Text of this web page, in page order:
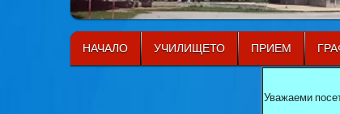
НАЧАЛО УЧИЛИЩЕТО ПРИЕМ
Уважаеми